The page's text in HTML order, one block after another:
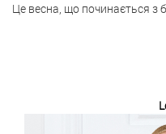
Це весна, що починається з